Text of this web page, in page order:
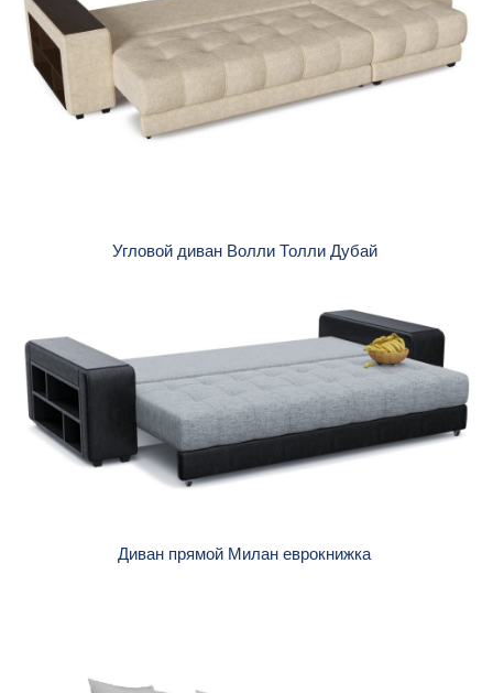
Угловой диван Волли Толли Дубай
Диван прямой Милан еврокнижка